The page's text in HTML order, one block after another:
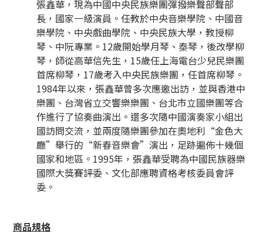
張鑫華，現為中國中央民族樂團彈撥樂聲部聲部
長，國家一級演員。任教於中央音樂學院、中國音
樂學院、中央戲曲學院、中央民族大學，教授柳
琴、中阮專業。12歲開始學月琴、秦琴，後改學柳
琴，師從高華信先生，15歲任上海電台少兒民樂團
首席柳琴，17歲考入中央民族樂團，任首席柳琴。
1984年以來，張鑫華曾多次應邀出訪，並與香港中
樂團、台灣省立交響樂樂團、台北市立國樂團等合
作進行了協奏曲演出。還多次隨中國演奏家小組出
國訪問交流，並兩度隨樂團參加在奧地利“金色大
廳”舉行的“新春音樂會”演出，足跡遍佈十幾個
國家和地區。1995年，張鑫華受聘為中國民族器樂
國際大獎賽評委、文化部應聘資格考核委員會評
委。
商品規格